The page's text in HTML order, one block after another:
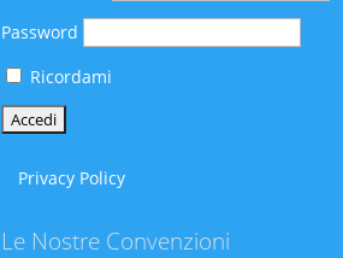
Password
Ricordami
Privacy Policy
Le Nostre Convenzioni